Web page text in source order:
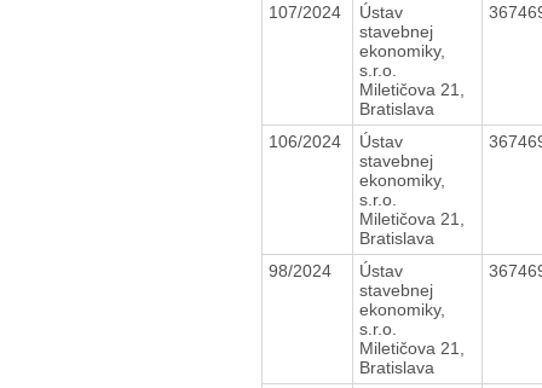
107/2024
Ústav
stavebnej
ekonomiky,
s.r.o.
Miletičova 21,
Bratislava
106/2024
Ústav
stavebnej
ekonomiky,
s.r.o.
Miletičova 21,
Bratislava
98/2024
Ústav
stavebnej
ekonomiky,
s.r.o.
Miletičova 21,
Bratislava